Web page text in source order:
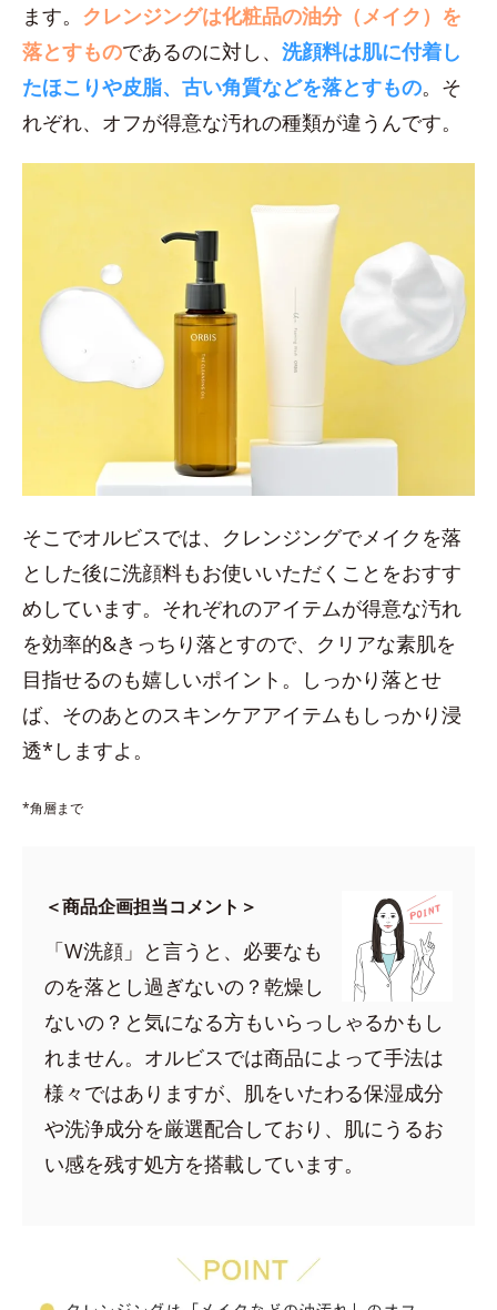
ます。 クレンジングは化粧品の油分（メイク）を
落とすものであるのに対し、 洗顔料は肌に付着し
たほこりや皮脂、古い角質などを落とすもの。そ
れぞれ、オフが得意な汚れの種類が違うんです。
そこでオルビスでは、クレンジングでメイクを落
とした後に洗顔料もお使いいただくことをおすす
めしています。それぞれのアイテムが得意な汚れ
を効率的&きっちり落とすので、クリアな素肌を
目指せるのも嬉しいポイント。しっかり落とせ
ば、そのあとのスキンケアアイテムもしっかり浸
透*しますよ。
*角層まで
＜商品企画担当コメント＞
「W洗顔」と言うと、必要なも
のを落とし過ぎないの？乾燥し
ないの？と気になる方もいらっしゃるかもし
れません。オルビスでは商品によって手法は
様々ではありますが、肌をいたわる保湿成分
や洗浄成分を厳選配合しており、肌にうるお
い感を残す処方を搭載しています。